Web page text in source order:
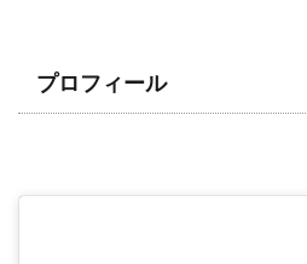
プロフィール